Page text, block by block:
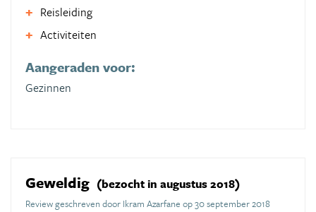
Reisleiding
Activiteiten
Aangeraden voor:
Gezinnen
Geweldig (bezocht in augustus 2018)
Review geschreven door Ikram Azarfane op 30 september 2018